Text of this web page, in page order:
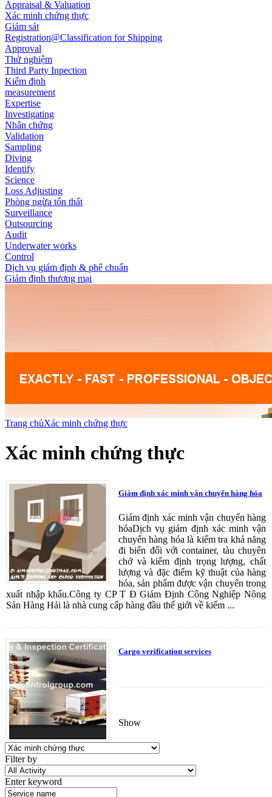
Appraisal & Valuation
Xác minh chứng thực
Giám sát
Registration@Classification for Shipping
Approval
Thử nghiệm
Third Party Inpection
Kiểm định
measurement
Expertise
Investigating
Nhân chứng
Validation
Sampling
Diving
Identify
Science
Loss Adjusting
Phòng ngừa tổn thất
Surveillance
Outsourcing
Audit
Underwater works
Control
Dịch vụ giám định & phê chuẩn
Giám định thương mại
Trang chủXác minh chứng thực
Xác minh chứng thực
Giám định xác minh vận chuyển hàng hóa
Giám định xác minh vận chuyển hàng
hóaDịch vụ giám định xác minh vận
chuyển hàng hóa là kiểm tra khả năng
đi biển đối với container, tàu chuyên
chở và kiểm định trọng lượng, chất
lượng và đặc điểm kỹ thuật của hàng
hóa, sản phẩm được vận chuyển trong
xuất nhập khẩu.Công ty CP T Đ Giám Định Công Nghiệp Nông
Sản Hàng Hải là nhà cung cấp hàng đầu thế giới về kiểm ...
Cargo verification services
Show
Filter by
Enter keyword